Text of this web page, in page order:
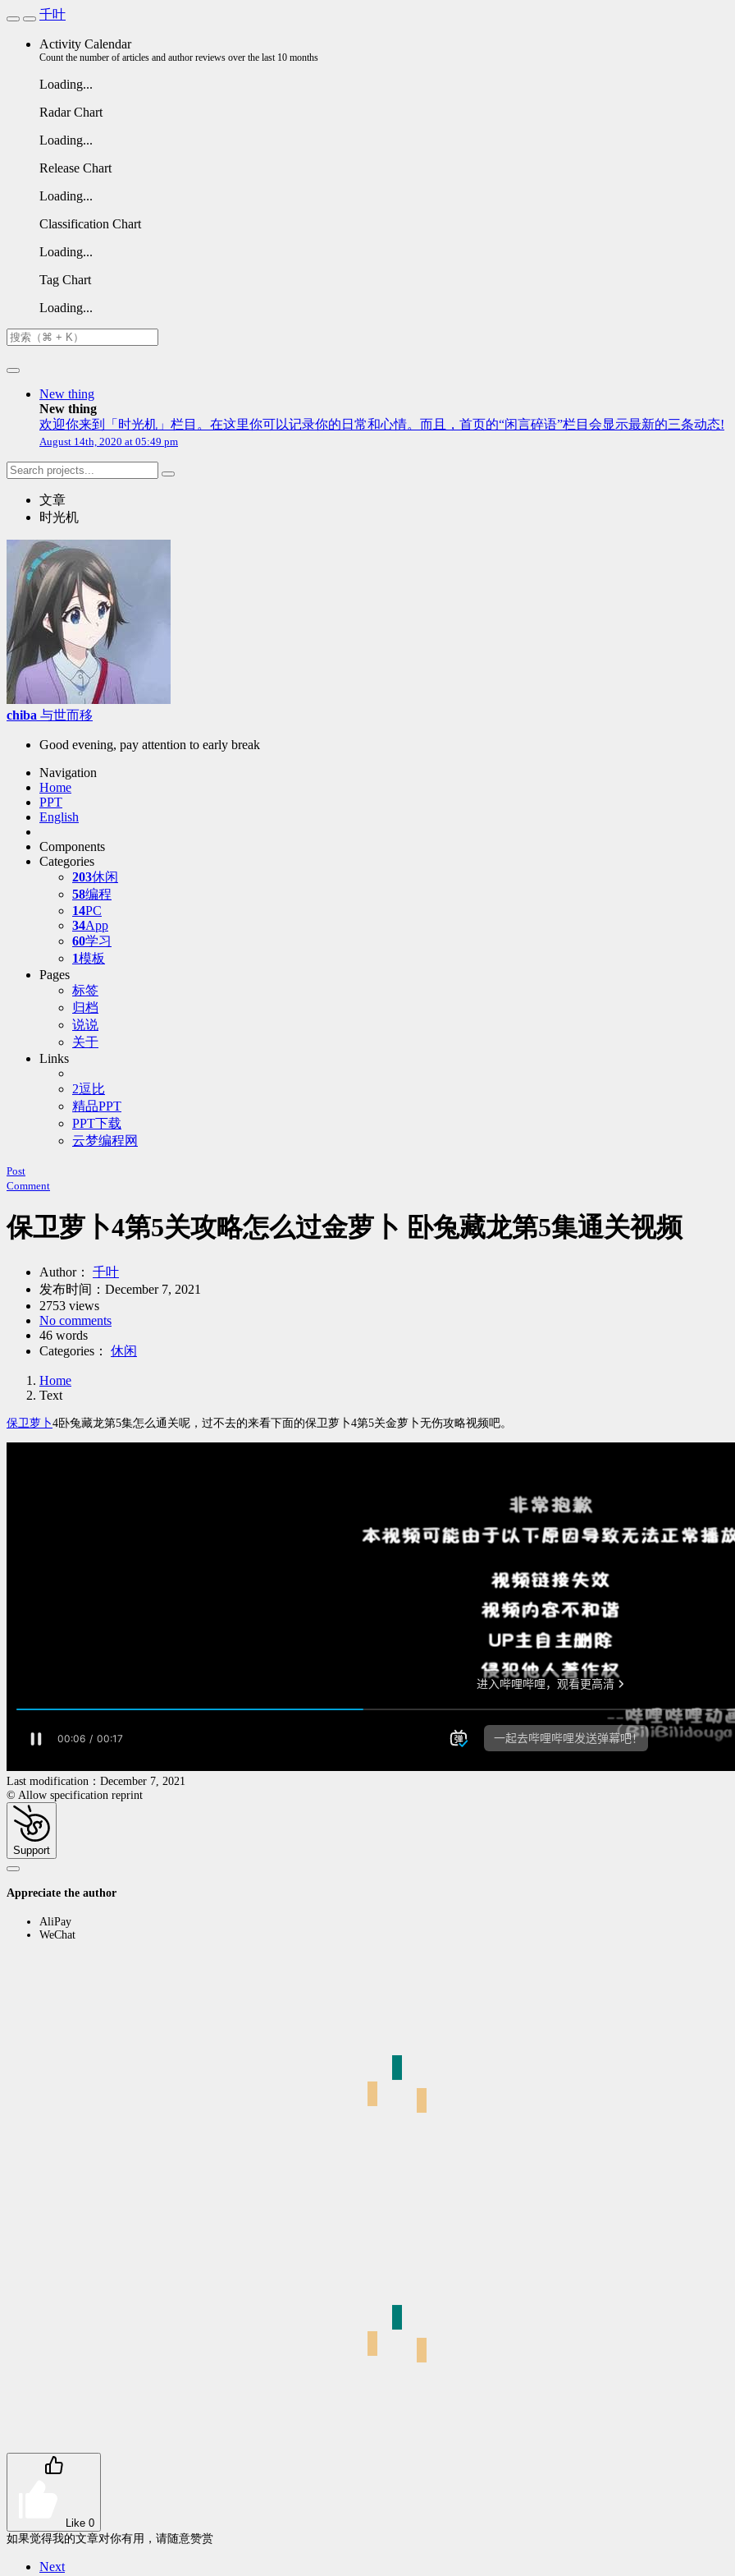
千叶
Activity Calendar
Count the number of articles and author reviews over the last 10 months
Loading...
Radar Chart
Loading...
Release Chart
Loading...
Classification Chart
Loading...
Tag Chart
Loading...
New thing
New thing
欢迎你来到「时光机」栏目。在这里你可以记录你的日常和心情。而且，首页的“闲言碎语”栏目会显示最新的三条动态!
August 14th, 2020 at 05:49 pm
文章
时光机
chiba 与世而移
Good evening, pay attention to early break
Navigation
Home
PPT
English
Components
Categories
203休闲
58编程
14PC
34App
60学习
1模板
Pages
标签
归档
说说
关于
Links
2逗比
精品PPT
PPT下载
云梦编程网
Post
Comment
保卫萝卜4第5关攻略怎么过金萝卜 卧兔藏龙第5集通关视频
Author：
千叶
发布时间： December 7, 2021
2753 views
No comments
46 words
Categories：
休闲
Home
Text
保卫萝卜4卧兔藏龙第5集怎么通关呢，过不去的来看下面的保卫萝卜4第5关金萝卜无伤攻略视频吧。
Last modification：December 7, 2021
© Allow specification reprint
Support
Appreciate the author
AliPay
WeChat
Like 0
如果觉得我的文章对你有用，请随意赞赏
Next